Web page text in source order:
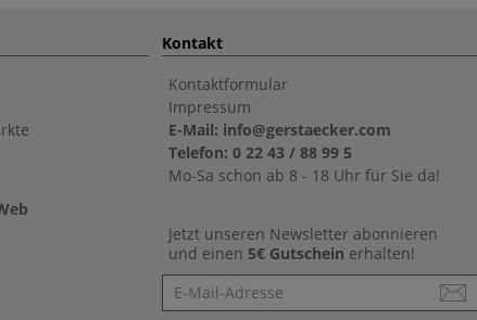
Kontakt
Kontaktformular
Impressum
E-Mail: info@gerstaecker.com
Telefon: 0 22 43 / 88 99 5
Mo-Sa schon ab 8 - 18 Uhr für Sie da!
Jetzt unseren Newsletter abonnieren
und einen 5€ Gutschein erhalten!
Newsletter